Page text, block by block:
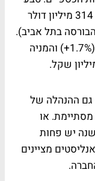
לא קרסה וירדה ב-1.1% במחזור יומי של 314 מיליון דולר
בתל אביב).
כך שהבוקר נפתח פער ארביטראז' חיובי (1.7%+) והמניה
גם ההנהלה של
החברה, היו רוצים לראות את שנת 2005 מסתיימת. או
יש פחות
מציינים